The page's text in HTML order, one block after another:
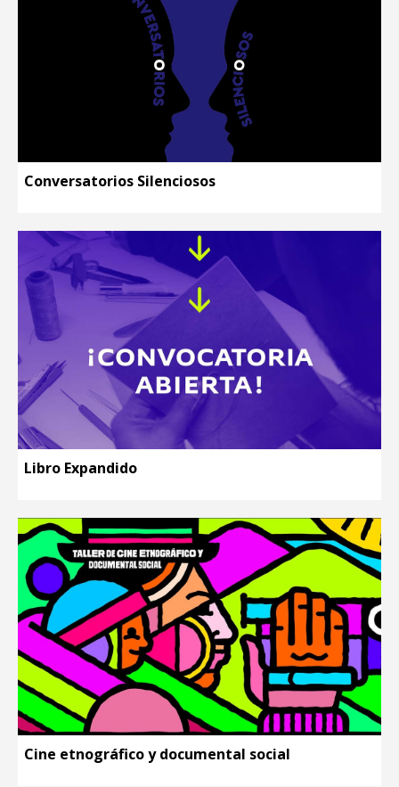
Conversatorios Silenciosos
Libro Expandido
Cine etnográfico y documental social